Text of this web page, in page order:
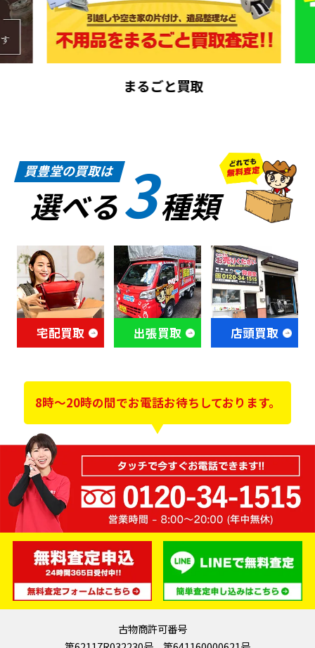
まるごと買取
買豊堂の買取は
選べる3種類
宅配買取 出張買取 店頭買取
8時～20時の間でお電話お待ちしております。
古物商許可番号